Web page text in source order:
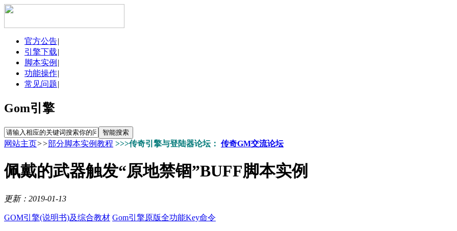
官方公告|
引擎下载|
脚本实例 |
功能操作|
常见问题|
Gom引擎
网站主页>>部分脚本实例教程 >>>传奇引擎与登陆器论坛： 传奇GM交流论坛
佩戴的武器触发“原地禁锢”BUFF脚本实例
更新：2019-01-13
GOM引擎(说明书)及综合教材 Gom引擎原版全功能Key命令